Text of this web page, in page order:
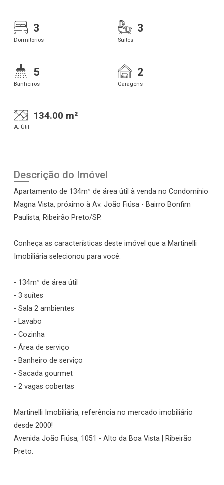
3
Dormitórios
3
Suítes
5
Banheiros
2
Garagens
134.00 m²
A. Útil
Descrição do Imóvel
Apartamento de 134m² de área útil à venda no Condomínio
Magna Vista, próximo à Av. João Fiúsa - Bairro Bonfim
Paulista, Ribeirão Preto/SP.
Conheça as características deste imóvel que a Martinelli
Imobiliária selecionou para você:
- 134m² de área útil
- 3 suítes
- Sala 2 ambientes
- Lavabo
- Cozinha
- Área de serviço
- Banheiro de serviço
- Sacada gourmet
- 2 vagas cobertas
Martinelli Imobiliária, referência no mercado imobiliário
desde 2000!
Avenida João Fiúsa, 1051 - Alto da Boa Vista | Ribeirão
Preto.